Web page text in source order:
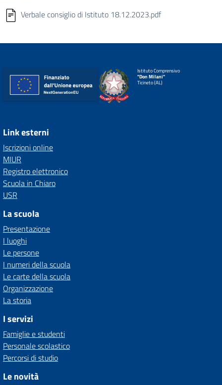
Verbale consiglio di Istituto 18.12.2023.pdf
Istituto Comprensivo
"Don Milani"
Ticineto (AL)
Link esterni
Iscrizioni online
MIUR
Registro elettronico
Scuola in Chiaro
USR
La scuola
Presentazione
I luoghi
Le persone
I numeri della scuola
Le carte della scuola
Organizzazione
La storia
I servizi
Famiglie e studenti
Personale scolastico
Percorsi di studio
Le novità